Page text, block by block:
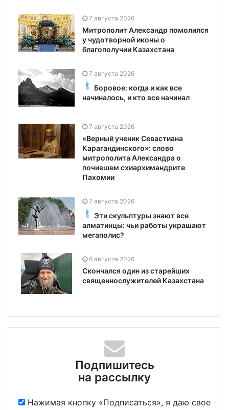
7 августа 2026
Митрополит Александр помолился
у чудотворной иконы о
благополучии Казахстана
7 августа 2026
Боровое: когда и как все
начиналось, и кто все начинал
7 августа 2026
«Верный ученик Севастиана
Карагандинского»: слово
митрополита Александра о
почившем схиархимандрите
Пахомии
7 августа 2026
Эти скульптуры знают все
алматинцы: чьи работы украшают
мегаполис?
6 августа 2026
Скончался один из старейших
священнослужителей Казахстана
Подпишитесь
на рассылку
Нажимая кнопку «Подписаться», я даю свое